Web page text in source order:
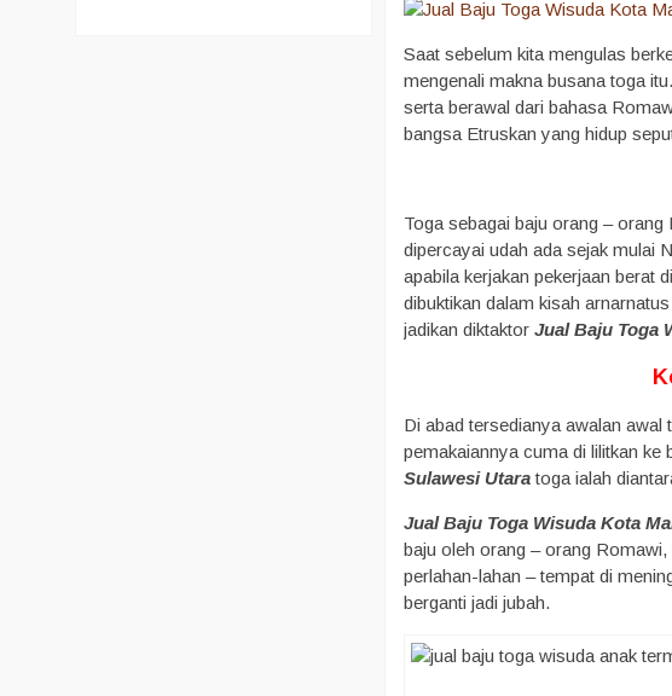
Saat sebelum kita mengulas
mengenali makna busana toga
serta berawal dari bahasa
bangsa Etruskan yang hidup
Toga sebagai baju orang –
dipercayai udah ada sejak mulai
apabila kerjakan pekerjaan berat
dibuktikan dalam kisah
jadikan diktaktorJual Baju Toga
Di abad tersedianya awalan
pemakaiannya cuma di lilitkan
Sulawesi Utaratoga ialah
Jual Baju Toga Wisuda Kota
baju oleh orang – orang
perlahan-lahan – tempat di
berganti jadi jubah.